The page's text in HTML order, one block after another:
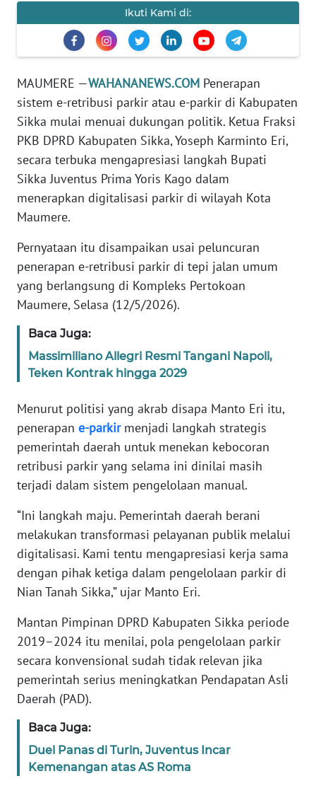
Ikuti Kami di:
MAUMERE —WAHANANEWS.COM Penerapan
sistem e-retribusi parkir atau e-parkir di Kabupaten
Sikka mulai menuai dukungan politik. Ketua Fraksi
PKB DPRD Kabupaten Sikka, Yoseph Karminto Eri,
secara terbuka mengapresiasi langkah Bupati
Sikka Juventus Prima Yoris Kago dalam
menerapkan digitalisasi parkir di wilayah Kota
Maumere.
Pernyataan itu disampaikan usai peluncuran
penerapan e-retribusi parkir di tepi jalan umum
yang berlangsung di Kompleks Pertokoan
Maumere, Selasa (12/5/2026).
Baca Juga:
Massimiliano Allegri Resmi Tangani Napoli,
Teken Kontrak hingga 2029
Menurut politisi yang akrab disapa Manto Eri itu,
penerapan e-parkirmenjadi langkah strategis
pemerintah daerah untuk menekan kebocoran
retribusi parkir yang selama ini dinilai masih
terjadi dalam sistem pengelolaan manual.
“Ini langkah maju. Pemerintah daerah berani
melakukan transformasi pelayanan publik melalui
digitalisasi. Kami tentu mengapresiasi kerja sama
dengan pihak ketiga dalam pengelolaan parkir di
Nian Tanah Sikka,” ujar Manto Eri.
Mantan Pimpinan DPRD Kabupaten Sikka periode
2019–2024 itu menilai, pola pengelolaan parkir
secara konvensional sudah tidak relevan jika
pemerintah serius meningkatkan Pendapatan Asli
Daerah (PAD).
Baca Juga:
Duel Panas di Turin, Juventus Incar
Kemenangan atas AS Roma
REDAKSI
DISCLAIMER
Wahana
Regional
WN
SUMUT
WN
JAKARTA
WN
WN
BANTEN
WN
NTT
WN
KEPRI
WN
PAPUA
WN
PAPUA
BARAT
WN
SERAMBI
WN
JAMBI